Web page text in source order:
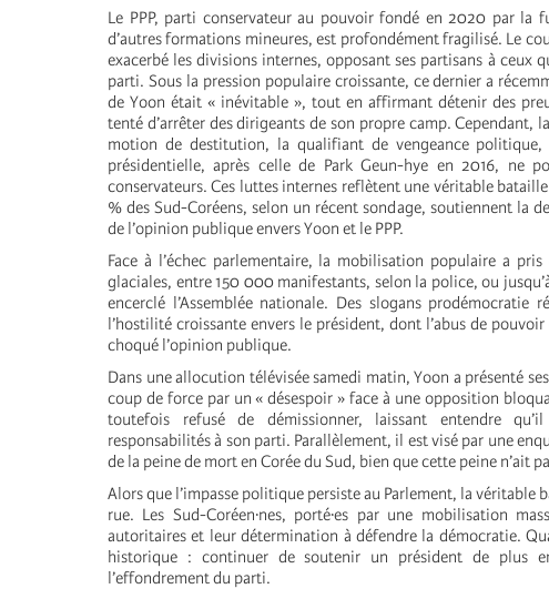
Le PPP, parti conservateur au pouvoir fondé en 2020 par la
d’autres formations mineures, est profondément fragilisé. Le
exacerbé les divisions internes, opposant ses partisans à ceux
parti. Sous la pression populaire croissante, ce dernier a
de Yoon était « inévitable », tout en affirmant détenir des
tenté d’arrêter des dirigeants de son propre camp.
motion de destitution, la qualifiant de vengeance politique,
présidentielle, après celle de Park Geun-hye en 2016, ne
conservateurs. Ces luttes internes reflètent une véritable
% des Sud-Coréens, selon un récent sondage, soutiennent la
de l’opinion publique envers Yoon et le PPP.
Face à l’échec parlementaire, la mobilisation populaire a
glaciales, entre 150 000 manifestants, selon la police, ou
encerclé l’Assemblée nationale. Des slogans prodémocratie
l’hostilité croissante envers le président, dont l’abus de
choqué l’opinion publique.
Dans une allocution télévisée samedi matin, Yoon a présenté
coup de force par un « désespoir » face à une opposition
toutefois refusé de démissionner, laissant entendre
responsabilités à son parti. Parallèlement, il est visé par une
de la peine de mort en Corée du Sud, bien que cette peine n’ait
Alors que l’impasse politique persiste au Parlement, la véritable
rue. Les Sud-Coréen·nes, porté·es par une mobilisation
autoritaires et leur détermination à défendre la démocratie.
historique : continuer de soutenir un président de plus
l’effondrement du parti.